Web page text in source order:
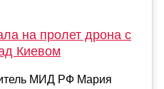
на пролет дрона с
Киевом
МИД РФ Мария